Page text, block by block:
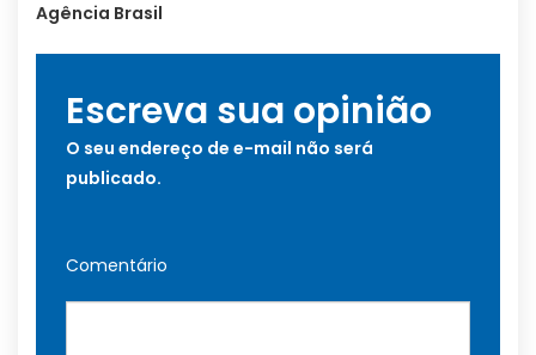
Agência Brasil
Escreva sua opinião
O seu endereço de e-mail não será
publicado.
Comentário